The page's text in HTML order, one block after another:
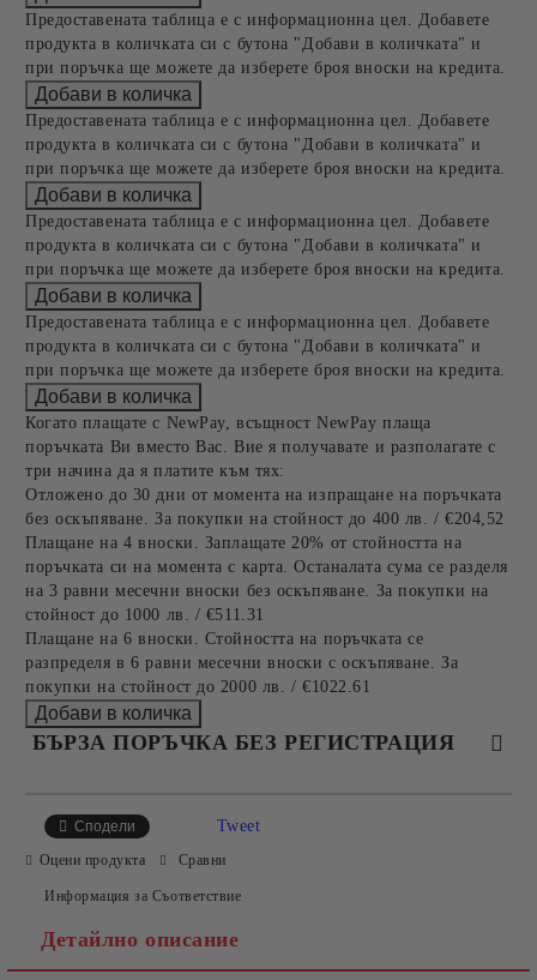
Предоставената таблица е с информационна цел. Добавете
продукта в количката си с бутона "Добави в количката" и
при поръчка ще можете да изберете броя вноски на кредита.
Предоставената таблица е с информационна цел. Добавете
продукта в количката си с бутона "Добави в количката" и
при поръчка ще можете да изберете броя вноски на кредита.
Предоставената таблица е с информационна цел. Добавете
продукта в количката си с бутона "Добави в количката" и
при поръчка ще можете да изберете броя вноски на кредита.
Предоставената таблица е с информационна цел. Добавете
продукта в количката си с бутона "Добави в количката" и
при поръчка ще можете да изберете броя вноски на кредита.
Когато плащате с NewPay, всъщност NewPay плаща
поръчката Ви вместо Вас. Вие я получавате и разполагате с
три начина да я платите към тях:
Отложено до 30 дни от момента на изпращане на поръчката
без оскъпяване. За покупки на стойност до 400 лв. / €204,52
Плащане на 4 вноски. Заплащате 20% от стойността на
поръчката си на момента с карта. Останалата сума се разделя
на 3 равни месечни вноски без оскъпяване. За покупки на
стойност до 1000 лв. / €511.31
Плащане на 6 вноски. Стойността на поръчката се
разпределя в 6 равни месечни вноски с оскъпяване. За
покупки на стойност до 2000 лв. / €1022.61
БЪРЗА ПОРЪЧКА БЕЗ РЕГИСТРАЦИЯ
Сподели
Tweet
Оцени продукта Сравни
Информация за Съответствие
Детайлно описание